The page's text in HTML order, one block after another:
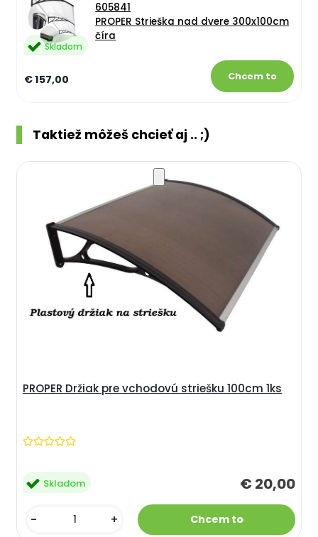
605841
PROPER Strieška nad dvere 300x100cm
číra
Skladom
€ 157,00
Taktiež môžeš chcieť aj .. ;)
PROPER Držiak pre vchodovú striešku 100cm 1ks
€ 20,00
Skladom
- +